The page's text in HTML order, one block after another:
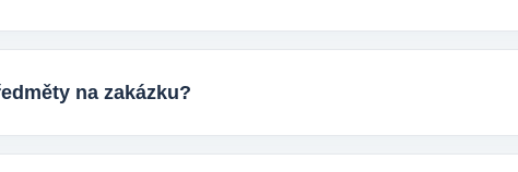
na zakázku?